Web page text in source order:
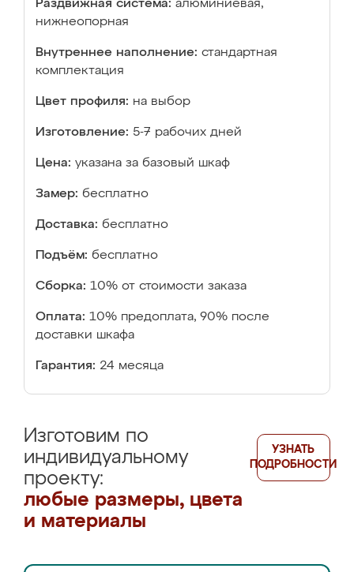
Раздвижная система: алюминиевая,
нижнеопорная
Внутреннее наполнение: стандартная
комплектация
Цвет профиля: на выбор
Изготовление: 5-7 рабочих дней
Цена: указана за базовый шкаф
Замер: бесплатно
Доставка: бесплатно
Подъём: бесплатно
Сборка: 10% от стоимости заказа
Оплата: 10% предоплата, 90% после
доставки шкафа
Гарантия: 24 месяца
Изготовим по
индивидуальному
проекту:
любые размеры, цвета
и материалы
УЗНАТЬ
ПОДРОБНОСТИ